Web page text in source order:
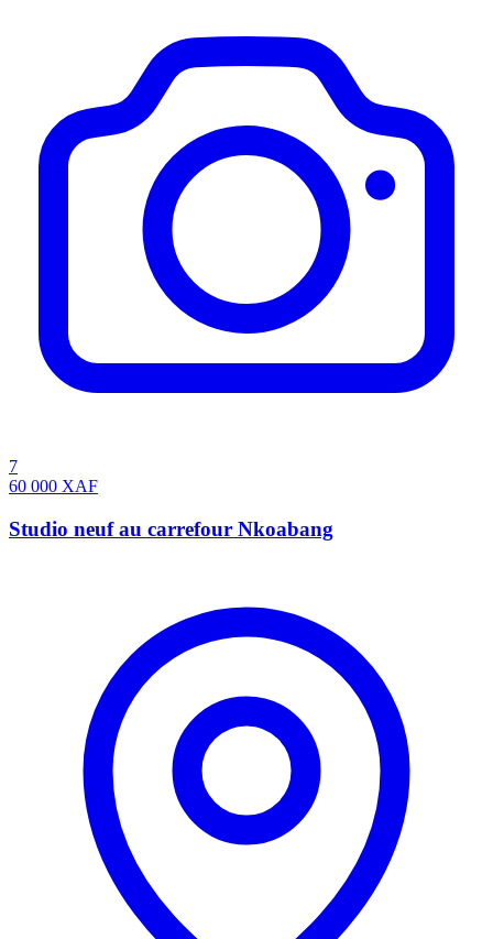
7
60 000 XAF
Studio neuf au carrefour Nkoabang